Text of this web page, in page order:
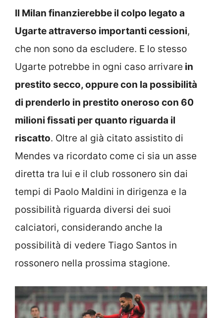
Il Milan finanzierebbe il colpo legato a
Ugarte attraverso importanti cessioni,
che non sono da escludere. E lo stesso
Ugarte potrebbe in ogni caso arrivare in
prestito secco, oppure con la possibilità
di prenderlo in prestito oneroso con 60
milioni fissati per quanto riguarda il
riscatto. Oltre al già citato assistito di
Mendes va ricordato come ci sia un asse
diretta tra lui e il club rossonero sin dai
tempi di Paolo Maldini in dirigenza e la
possibilità riguarda diversi dei suoi
calciatori, considerando anche la
possibilità di vedere Tiago Santos in
rossonero nella prossima stagione.